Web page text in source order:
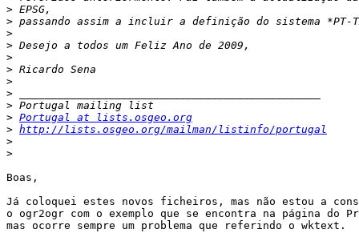
>
>
>
>
>
>
>
>
>
> Portugal at lists.osgeo.org
> http://lists.osgeo.org/mailman/listinfo/portugal
>
>
Boas,
Já coloquei estes novos ficheiros, mas não estou a
o ogr2ogr com o exemplo que se encontra na página do
mas ocorre sempre um problema que referindo o wktext.